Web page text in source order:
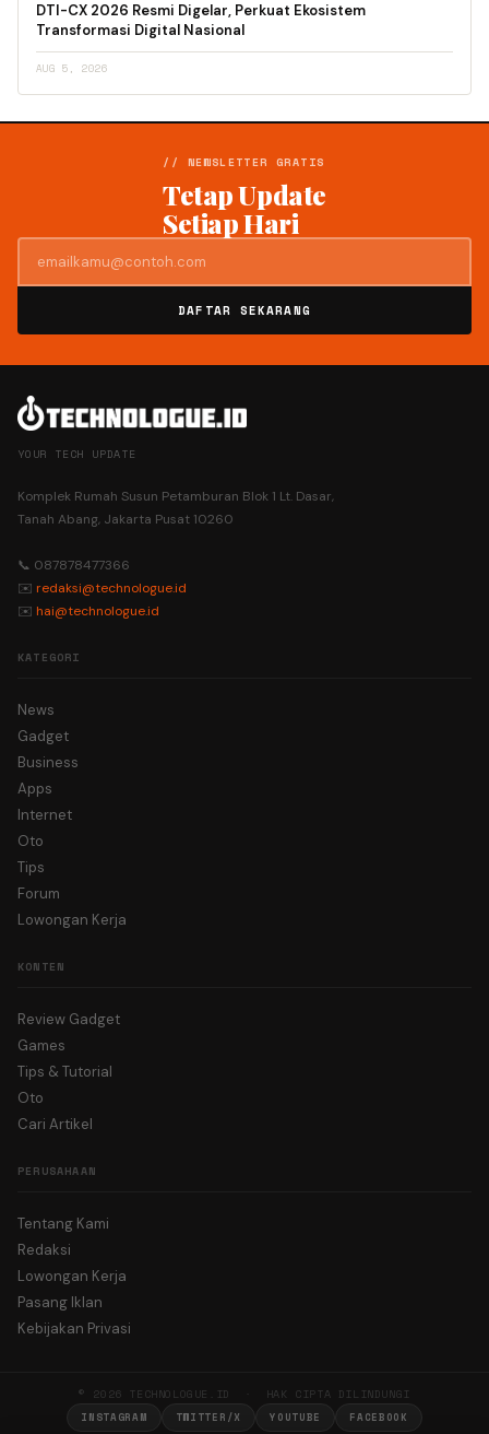
DTI-CX 2026 Resmi Digelar, Perkuat Ekosistem
Transformasi Digital Nasional
AUG 5, 2026
// NEWSLETTER GRATIS
Tetap Update
Setiap Hari
DAFTAR SEKARANG
YOUR TECH UPDATE
Komplek Rumah Susun Petamburan Blok 1 Lt. Dasar,
Tanah Abang, Jakarta Pusat 10260
📞 087878477366
✉️ redaksi@technologue.id
✉️ hai@technologue.id
KATEGORI
News
Gadget
Business
Apps
Internet
Oto
Tips
Forum
Lowongan Kerja
KONTEN
Review Gadget
Games
Tips & Tutorial
Oto
Cari Artikel
PERUSAHAAN
Tentang Kami
Redaksi
Lowongan Kerja
Pasang Iklan
Kebijakan Privasi
© 2026 TECHNOLOGUE.ID · HAK CIPTA DILINDUNGI
INSTAGRAM TWITTER/X YOUTUBE FACEBOOK